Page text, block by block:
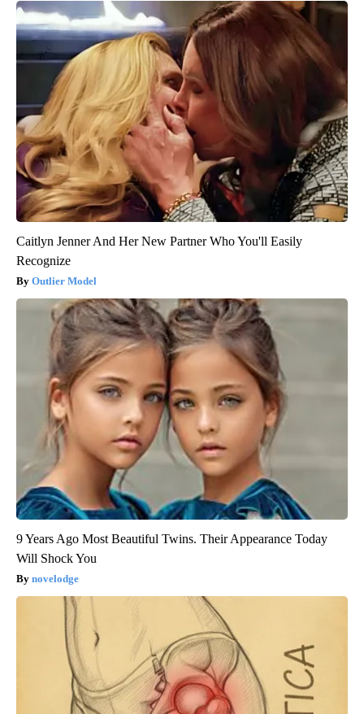
Caitlyn Jenner And Her New Partner Who You'll Easily
Recognize
Outlier Model
9 Years Ago Most Beautiful Twins. Their Appearance Today
Will Shock You
novelodge